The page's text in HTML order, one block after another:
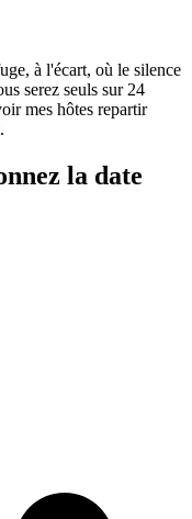
à l'écart, où le silence
serez seuls sur 24
mes hôtes repartir
la date